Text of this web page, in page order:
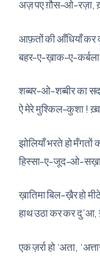
अज़ पए ग़ौस-ओ-रज़ा,
आफ़तों की आँधियाँ
बहर-ए-ख़ाक-ए-कर्बला,
शब्बर-ओ-शब्बीर का
ऐ मेरे मुश्किल-कुशा !
झोलियाँ भरते हो मँगतों
हिस्सा-ए-जूद-ओ-सख़ा,
ख़ातिमा बिल-ख़ैर हो
हाथ उठा कर कर दु’आ,
एक ज़र्रा हो ‘अता,